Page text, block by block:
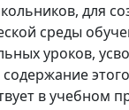
для
среды
уроков,
в учебном